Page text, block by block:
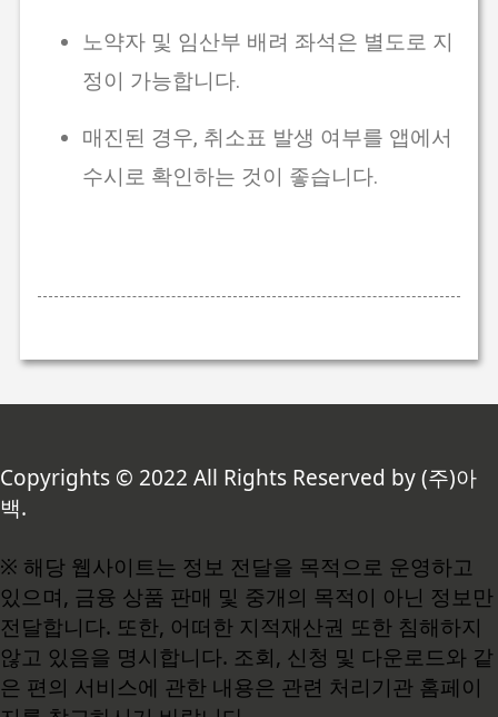
노약자 및 임산부 배려 좌석은 별도로 지
정이 가능합니다.
매진된 경우, 취소표 발생 여부를 앱에서
수시로 확인하는 것이 좋습니다.
Copyrights © 2022 All Rights Reserved by (주)아
백.
※ 해당 웹사이트는 정보 전달을 목적으로 운영하고
있으며, 금융 상품 판매 및 중개의 목적이 아닌 정보만
전달합니다. 또한, 어떠한 지적재산권 또한 침해하지
않고 있음을 명시합니다. 조회, 신청 및 다운로드와 같
은 편의 서비스에 관한 내용은 관련 처리기관 홈페이